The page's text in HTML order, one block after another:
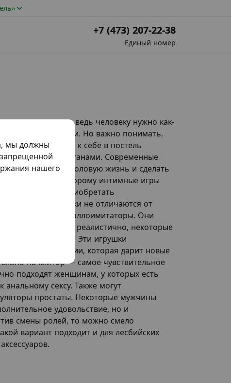
мы должны
нашего
+7 (473) 207-22-38
Единый номер
ничего нет, ведь человеку нужно как-
для мастурбации. Но важно понимать,
смело брать к себе в постель
половыми органами. Современные
в половую жизнь и сделать
благодаря которому интимные игры
смело можно приобретать
практически не отличаются от
образом: - Фаллоимитаторы. Они
максимально реалистично, некоторые
- Вибраторы. Эти игрушки
идет о вибрации, которая дарит новые
на клитор — самое чувствительное
подходят женщинам, у которых есть
сексу. Также могут
простаты. Некоторые мужчины
удовольствие, но и
смены ролей, то можно смело
вариант подходит и для лесбийских